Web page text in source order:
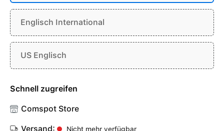
Englisch International
US Englisch
Schnell zugreifen
Comspot Store
Versand: Nicht mehr verfügbar